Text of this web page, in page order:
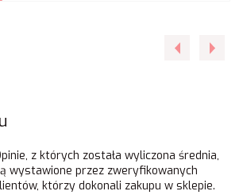
z których została wyliczona średnia,
wystawione przez zweryfikowanych
którzy dokonali zakupu w sklepie.